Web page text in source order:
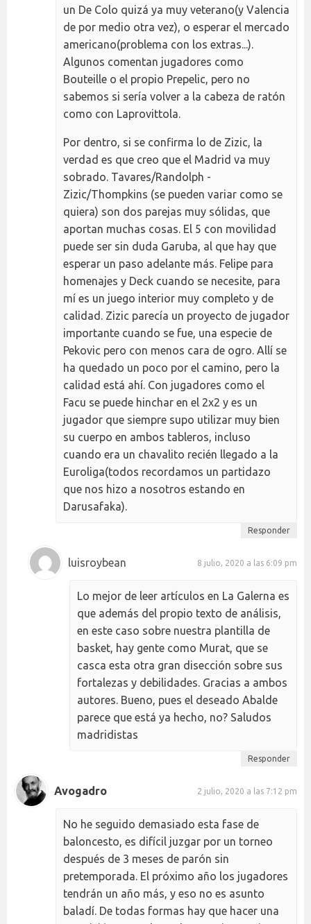
un De Colo quizá ya muy veterano(y Valencia
de por medio otra vez), o esperar el mercado
americano(problema con los extras...).
Algunos comentan jugadores como
Bouteille o el propio Prepelic, pero no
sabemos si sería volver a la cabeza de ratón
como con Laprovittola.
Por dentro, si se confirma lo de Zizic, la
verdad es que creo que el Madrid va muy
sobrado. Tavares/Randolph -
Zizic/Thompkins (se pueden variar como se
quiera) son dos parejas muy sólidas, que
aportan muchas cosas. El 5 con movilidad
puede ser sin duda Garuba, al que hay que
esperar un paso adelante más. Felipe para
homenajes y Deck cuando se necesite, para
mí es un juego interior muy completo y de
calidad. Zizic parecía un proyecto de jugador
importante cuando se fue, una especie de
Pekovic pero con menos cara de ogro. Allí se
ha quedado un poco por el camino, pero la
calidad está ahí. Con jugadores como el
Facu se puede hinchar en el 2x2 y es un
jugador que siempre supo utilizar muy bien
su cuerpo en ambos tableros, incluso
cuando era un chavalito recién llegado a la
Euroliga(todos recordamos un partidazo
que nos hizo a nosotros estando en
Darusafaka).
Responder
luisroybean 8 julio, 2020 a las 6:09 pm
Lo mejor de leer artículos en La Galerna es
que además del propio texto de análisis,
en este caso sobre nuestra plantilla de
basket, hay gente como Murat, que se
casca esta otra gran disección sobre sus
fortalezas y debilidades. Gracias a ambos
autores. Bueno, pues el deseado Abalde
parece que está ya hecho, no? Saludos
madridistas
Responder
Avogadro 2 julio, 2020 a las 7:12 pm
No he seguido demasiado esta fase de
baloncesto, es difícil juzgar por un torneo
después de 3 meses de parón sin
pretemporada. El próximo año los jugadores
tendrán un año más, y eso no es asunto
baladí. De todas formas hay que hacer una